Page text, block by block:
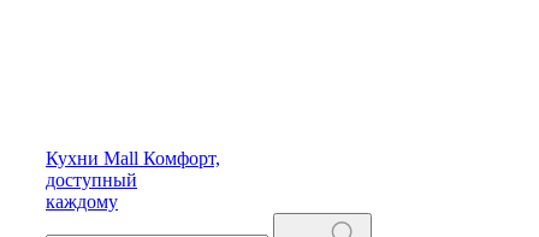
Кухни Mall Комфорт,
доступный
каждому